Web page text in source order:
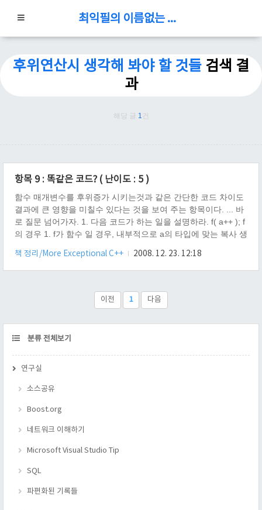
최익필의 이름없는 블로그
후위연산시 생각해 봐야 할 것들 검색 결
과
해당 글 1 건
항목 9 : 똑같은 코드? ( 난이도 : 5 )
함수 매개변수를 후위증가 시키는것과 같은 간단한 코드 차이도
결과에 큰 영향을 미칠수 있다는 것을 보여 주는 항목이다. ... 바
로 질문 넘어가자. 1. 다음 코드가 하는 일을 설명하라. f( a++ ); f
의 경우 1. f가 함수 일 경우, 내부적으로 a의 타입에 맞는 복사 생
시킨 후, 임시객체를 a++ 자리에 올려 두고 f()에 전달한다. 또한
표준에 의하여, 임시객체를 non-const 로 받을수 없기 때문에 f는
다. 2. f가 매크로 함수(#define 함수)라면, 경우에 따라서 a가 여
러번 호출 될 수 있다는 점이다. 3. f가 객체라면, 1번과 마찬가지
책 정리/More Exceptional C++ 2008. 12. 23. 12:18
이전 1 다음
CATEGORY
분류 전체보기
연구실
소스공유
Boost.org
네트워크 이해하기
Microsoft Visual Studio Tip
SQL
파편화된 기록들